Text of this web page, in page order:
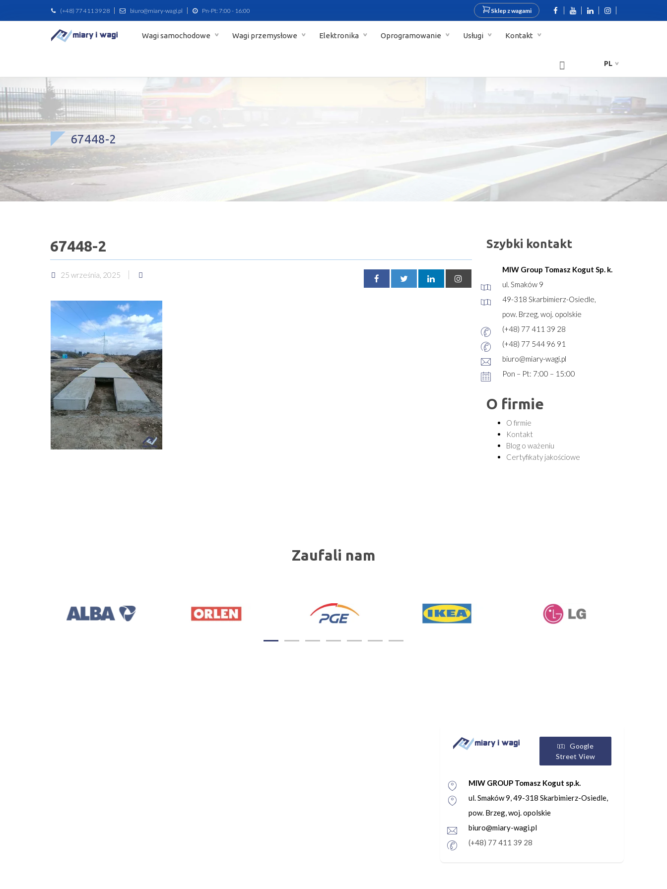
(+48) 77 411 39 28 biuro@miary-wagi.pl Pn-Pt: 7:00 - 16:00 Sklep z wagami
Wagi samochodowe Wagi przemysłowe Elektronika Oprogramowanie Usługi Kontakt
PL
67448-2
67448-2
25 września, 2025
Szybki kontakt
MIW Group Tomasz Kogut Sp. k.
ul. Smaków 9
49-318 Skarbimierz-Osiedle,
pow. Brzeg, woj. opolskie
(+48) 77 411 39 28
(+48) 77 544 96 91
biuro@miary-wagi.pl
Pon – Pt: 7:00 – 15:00
O firmie
O firmie
Kontakt
Blog o ważeniu
Certyfikaty jakościowe
Zaufali nam
Google
Street View
MIW GROUP Tomasz Kogut sp.k.
ul. Smaków 9, 49-318 Skarbimierz-Osiedle,
pow. Brzeg, woj. opolskie
biuro@miary-wagi.pl
(+48) 77 411 39 28